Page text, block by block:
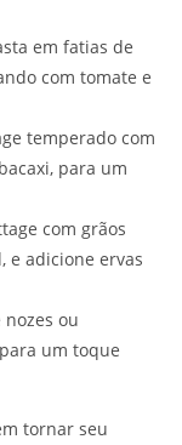
em fatias de
com tomate e
temperado com
para um
com grãos
e adicione ervas
ou
um toque
tornar seu